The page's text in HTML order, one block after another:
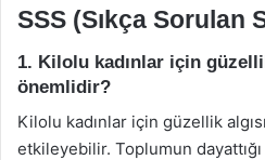
SSS (Sıkça Sorulan
1. Kilolu kadınlar için
önemlidir?
Kilolu kadınlar için güzellik
etkileyebilir. Toplumun